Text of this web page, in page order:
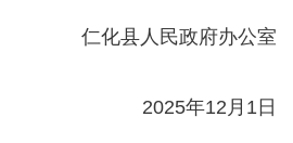
仁化县人民政府办公室
2025年12月1日